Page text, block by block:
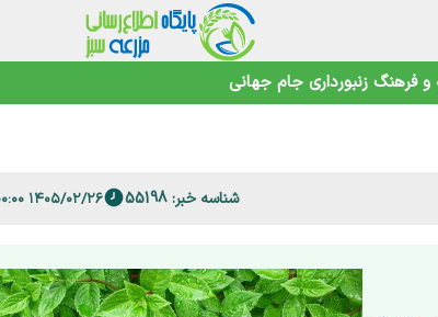
و فرهنگ زنبورداری جام جهانی
شناسه خبر: 55198 ۱۴۰۵/۰۲/۲۶ ۱۶:۰۰:۰۰